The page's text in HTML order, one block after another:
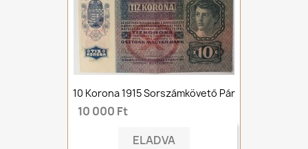
10 Korona 1915 Sorszámkövető Pár
10 000 Ft
ELADVA